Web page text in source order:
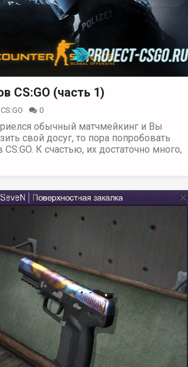
CS:GO (часть 1)
0
обычный матчмейкинг и Вы
свой досуг, то пора попробовать
К счастью, их достаточно много,